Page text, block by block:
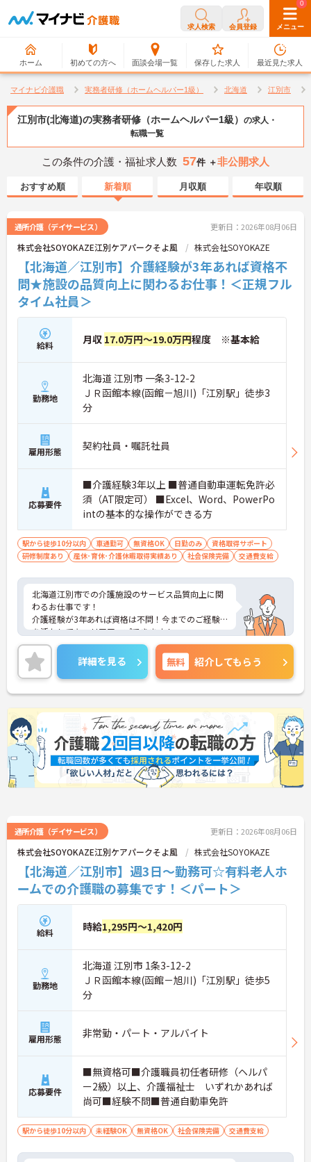
求人検索 会員登録 メニュー
ホーム 初めての方へ 面談会場一覧
0
保存した求人
0
最近見た求人
マイナビ介護職 実務者研修（ホームヘルパー1級） 北海道 江別市
江別市(北海道)の実務者研修（ホームヘルパー1級） の求人・
転職一覧
この条件の介護・福祉求人数 57件 ＋非公開求人
おすすめ順 新着順 月収順 年収順
通所介護（デイサービス） 更新日：2026年08月06日
株式会社SOYOKAZE江別ケアパークそよ風 株式会社SOYOKAZE
【北海道／江別市】介護経験が3年あれば資格不
問★施設の品質向上に関わるお仕事！＜正規フル
タイム社員＞
給料 月収 17.0万円～19.0万円程度 ※基本給
勤務地
北海道 江別市 一条3-12-2
ＪＲ函館本線(函館－旭川)「江別駅」徒歩3
分
雇用形態 契約社員・嘱託社員
応募要件
■介護経験3年以上 ■普通自動車運転免許必
須（AT限定可） ■Excel、Word、PowerPo
intの基本的な操作ができる方
駅から徒歩10分以内 車通勤可 無資格OK 日勤のみ
資格取得サポート
研修制度あり
産休･育休･介護休暇取得実績あり 社会保険完備 交通費支給
北海道江別市での介護施設のサービス品質向上に関
わるお仕事です！
介護経験が3年あれば資格は不問！今までのご経験
を活かしてキャリアアップできます！
ご興味ある方には、面接対策ポイントなど、さらに
詳細をお話しいたしますのでお気軽にご相談くださ
い！
詳細を見る 無料 紹介してもらう
通所介護（デイサービス） 更新日：2026年08月06日
株式会社SOYOKAZE江別ケアパークそよ風 株式会社SOYOKAZE
【北海道／江別市】週3日～勤務可☆有料老人ホ
ームでの介護職の募集です！＜パート＞
給料 時給1,295円～1,420円
勤務地
北海道 江別市 1条3-12-2
ＪＲ函館本線(函館－旭川)「江別駅」徒歩5
分
雇用形態 非常勤・パート・アルバイト
応募要件
■無資格可■介護職員初任者研修（ヘルパ
ー2級）以上、介護福祉士 いずれかあれば
尚可■経験不問■普通自動車免許
駅から徒歩10分以内 未経験OK 無資格OK 社会保険完備 交通費支給